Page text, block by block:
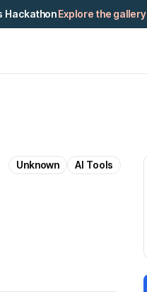
HackathonExplore the gallery
Unknown AI Tools